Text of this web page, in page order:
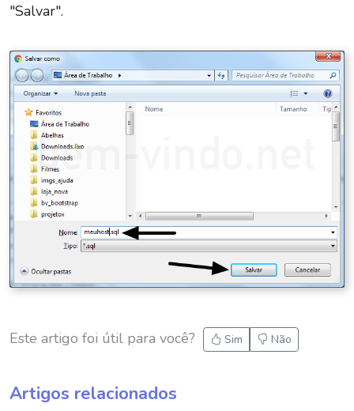
"Salvar".
Este artigo foi útil para você? Sim Não
Artigos relacionados